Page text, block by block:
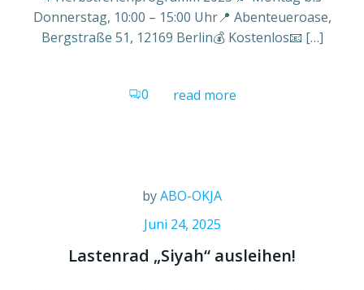
Donnerstag, 10:00 – 15:00 Uhr📍 Abenteueroase,
Bergstraße 51, 12169 Berlin💰 Kostenlos📧 […]
0 read more
byABO-OKJA
Juni 24, 2025
Lastenrad „Siyah“ ausleihen!